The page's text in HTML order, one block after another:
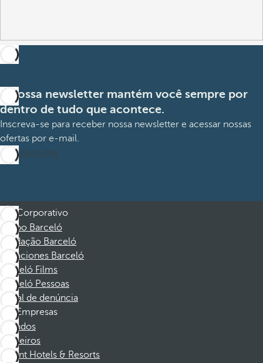
A nossa newsletter mantém você sempre por
dentro de tudo que acontece.
Inscreva-se para receber nossa newsletter e acessar nossas
ofertas por e-mail.
Inscrever-me
Corporativo
Grupo Barceló
Fundação Barceló
Vacaciones Barceló
Barceló Films
Barceló Pessoas
Canal de denúncia
Empresas
Afiliados
Parceiros
Dorint Hotels & Resorts